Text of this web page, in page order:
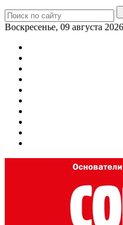
Воскресенье, 09 августа 2026